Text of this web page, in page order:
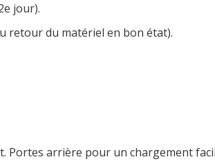
jour).
retour du matériel en bon état).
arrière pour un chargement